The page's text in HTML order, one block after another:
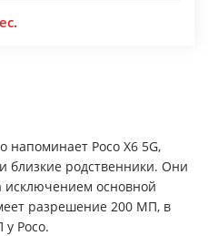
напоминает Poco X6 5G,
близкие родственники. Они
исключением основной
разрешение 200 МП, в
Poco.